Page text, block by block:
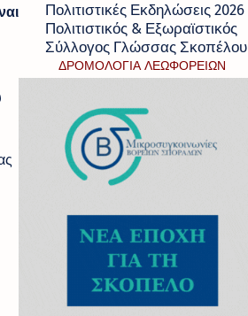
Πολιτιστικές Εκδηλώσεις 2026 |
Πολιτιστικός & Εξωραϊστικός
Σύλλογος Γλώσσας Σκοπέλου
ΔΡΟΜΟΛΟΓΙΑ ΛΕΩΦΟΡΕΙΩΝ